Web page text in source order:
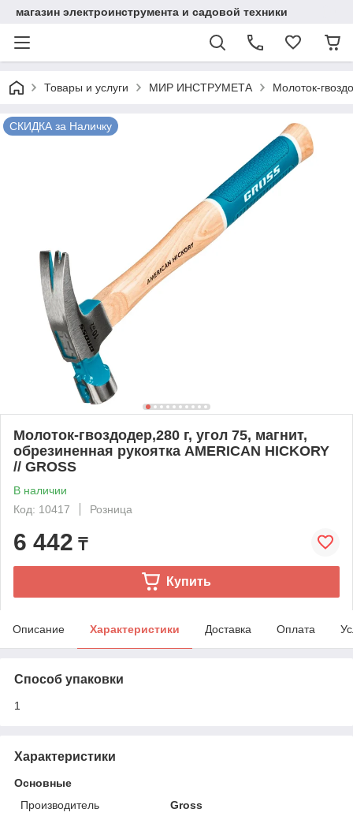
магазин электроинструмента и садовой техники
Товары и услуги МИР ИНСТРУМЕТА Молоток-
СКИДКА за Наличку
Молоток-гвоздодер,280 г, угол 75, магнит,
обрезиненная рукоятка AMERICAN HICKORY
// GROSS
В наличии
Код: 10417
Розница
6 442 ₸
Купить
Описание Характеристики Доставка Оплата
Способ упаковки
1
Характеристики
Основные
Производитель
Gross